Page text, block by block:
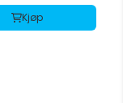
Kjøp